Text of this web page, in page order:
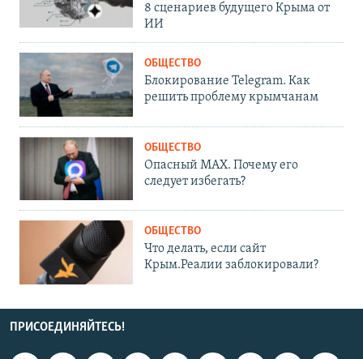
8 сценариев будущего Крыма от
ИИ
ОБЩЕСТВО
Блокирование Telegram. Как
решить проблему крымчанам
ОБЩЕСТВО
Опасный MAX. Почему его
следует избегать?
ОБЩЕСТВО
Что делать, если сайт
Крым.Реалии заблокировали?
ПРИСОЕДИНЯЙТЕСЬ!